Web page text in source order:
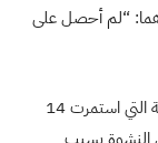
أحدهما: “لم أحصل على
فبعد مرور ثلاثة أشهر على انتهاء الحرب الأهلية السورية التي استمرت 14